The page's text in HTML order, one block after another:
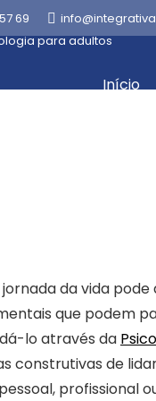
69
Início
para adultos
da vida
que podem
lo através da
construtivas de
profissional